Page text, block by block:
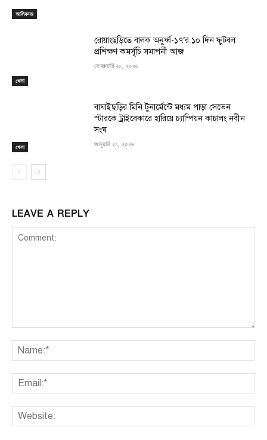
আলিকদম
খেলা
রোয়াংছড়িতে বালক অনুর্ধ্ব-১৭’র ১০ দিন ফুটবল
প্রশিক্ষণ কমর্সূচি সমাপনী আজ
ফেব্রুয়ারি ২৮, ২০২৬
খেলা
বাঘাইছড়ির মিনি টুনার্মেন্টে মধ্যম পাড়া সেভেন
স্টারকে ট্রাইবেকারে হারিয়ে চ্যাম্পিয়ন কাচালং নবীন
সংঘ
জানুয়ারি ২১, ২০২৬
LEAVE A REPLY